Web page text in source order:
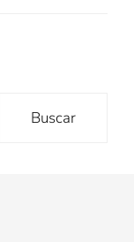
Buscar